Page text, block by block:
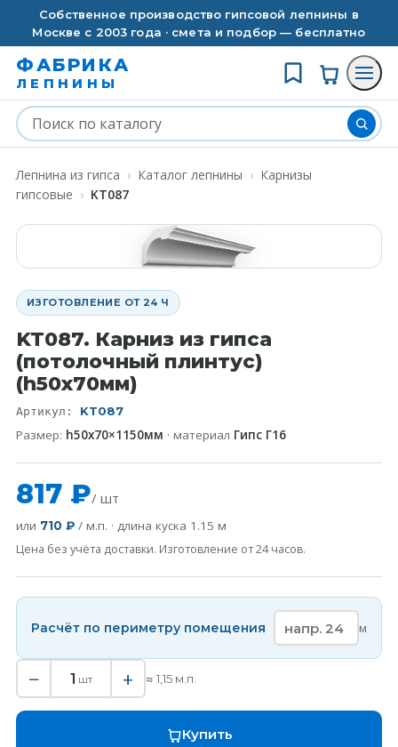
Собственное производство гипсовой лепнины в
Москве с 2003 года · смета и подбор — бесплатно
ФАБРИКА
ЛЕПНИНЫ
Лепнина из гипса › Каталог лепнины › Карнизы
гипсовые › KT087
ИЗГОТОВЛЕНИЕ ОТ 24 Ч
KT087. Карниз из гипса
(потолочный плинтус)
(h50x70мм)
Артикул: KT087
Размер: h50x70×1150мм · материал Гипс Г16
817 ₽/ шт
или 710 ₽ / м.п. · длина куска 1.15 м
Цена без учёта доставки. Изготовление от 24 часов.
Расчёт по периметру помещения м
− 1 шт + ≈ 1,15 м.п.
Купить